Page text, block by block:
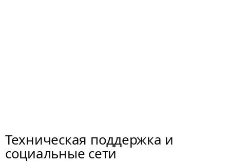
Техническая поддержка и
социальные сети